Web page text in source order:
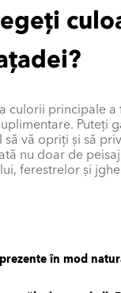
culorii principale
Puteți
vă opriți și să
nu doar de
ferestrelor și
în mod